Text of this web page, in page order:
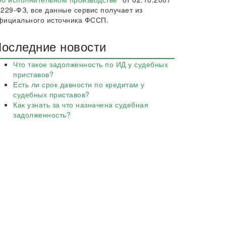
ФЗ, все данные сервис получает из
источника ФССП.
новости
Что такое задолженность по ИД у судебных
приставов?
Есть ли срок давности по кредитам у
судебных приставов?
Как узнать за что назначена судебная
задолженность?